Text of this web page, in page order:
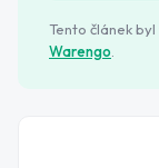
Tento článek
Warengo